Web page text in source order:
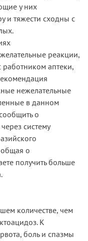
у них
и тяжести сходны с
реакции,
работником аптеки,
нежелательные
в данном
о
систему
о
получить больше
количестве, чем
К
боль и спазмы